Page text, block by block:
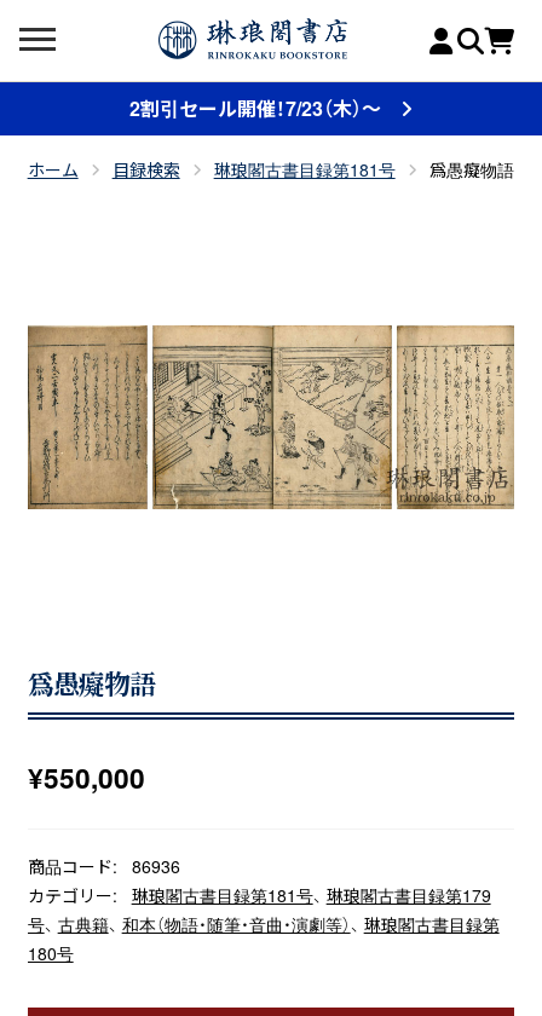
2割引セール開催！7/23（木）～
ホーム 目録検索 琳琅閣古書目録第181号 爲愚癡物語
爲愚癡物語
¥550,000
商品コード:
86936
カテゴリー:
琳琅閣古書目録第181号、 琳琅閣古書目録第179
号、 古典籍、 和本（物語・随筆・音曲・演劇等） 、 琳琅閣古書目録第
180号